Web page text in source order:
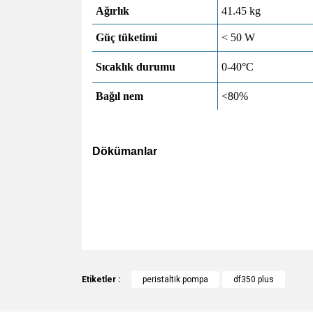
Ağırlık 41.45 kg
Güç tüketimi < 50 W
Sıcaklık durumu 0-40°C
Bağıl nem <80%
Dökümanlar
Etiketler : peristaltik pompa df350 plus